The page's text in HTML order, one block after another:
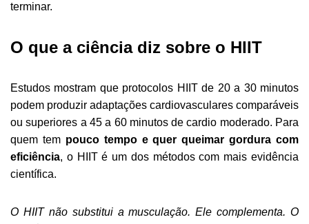
terminar.
O que a ciência diz sobre o HIIT
Estudos mostram que protocolos HIIT de 20 a 30 minutos
podem produzir adaptações cardiovasculares comparáveis
ou superiores a 45 a 60 minutos de cardio moderado. Para
quem tem pouco tempo e quer queimar gordura com
eficiência, o HIIT é um dos métodos com mais evidência
científica.
O HIIT não substitui a musculação. Ele complementa. O